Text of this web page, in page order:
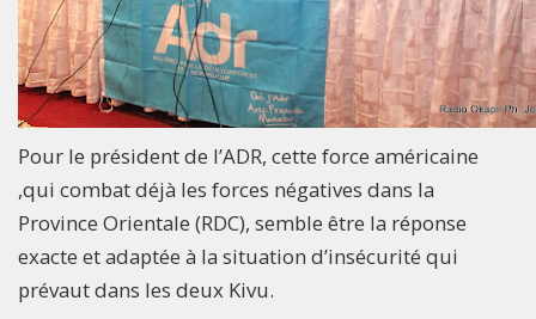
Pour le président de l’ADR, cette force américaine
,qui combat déjà les forces négatives dans la
Province Orientale (RDC), semble être la réponse
exacte et adaptée à la situation d’insécurité qui
prévaut dans les deux Kivu.